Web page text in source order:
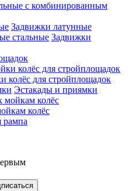
с комбинированным
Задвижки латунные
Задвижки
колёс для стройплощадок
Эстакады и приямки
колёс
рампа